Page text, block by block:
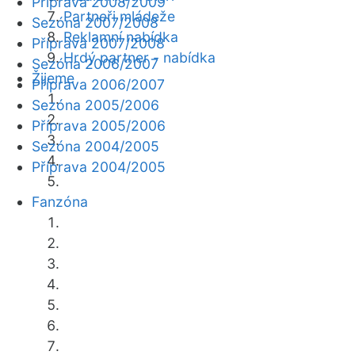
Partneři mládeže
Reklamní nabídka
Hrdý partner - nabídka
Žijeme
Fanzóna
Sezóna 2007/2008
Příprava 2007/2008
Sezóna 2006/2007
Příprava 2006/2007
Sezóna 2005/2006
Příprava 2005/2006
Sezóna 2004/2005
Příprava 2004/2005